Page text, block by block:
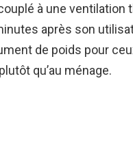
à une ventilation
après son
de poids pour
qu’au ménage.